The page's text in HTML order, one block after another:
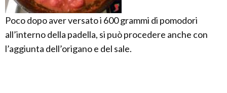
Poco dopo aver versato i 600 grammi di pomodori
all’interno della padella, si può procedere anche con
l’aggiunta dell’origano e del sale.